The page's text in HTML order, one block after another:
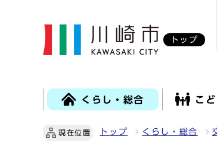
トップ
くらし・総合 こ
現在位置 トップ くらし・総合